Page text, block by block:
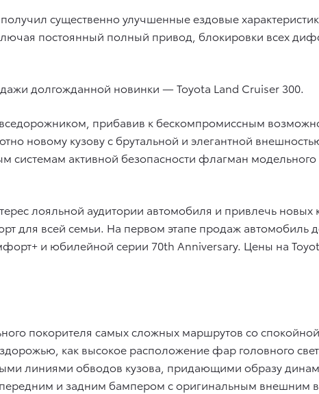
существенно улучшенные ездовые
постоянный полный привод, блокировки всех
долгожданной новинки — Toyota Land Cruiser 300.
прибавив к бескомпромиссным
новому кузову с брутальной и элегантной
активной безопасности флагман модельного
лояльной аудитории автомобиля и привлечь
для всей семьи. На первом этапе продаж автомобиль
и юбилейной серии 70th Anniversary. Цены на
покорителя самых сложных маршрутов со
как высокое расположение фар головного
линиями обводов кузова, придающими образу
передним и задним бампером с оригинальным